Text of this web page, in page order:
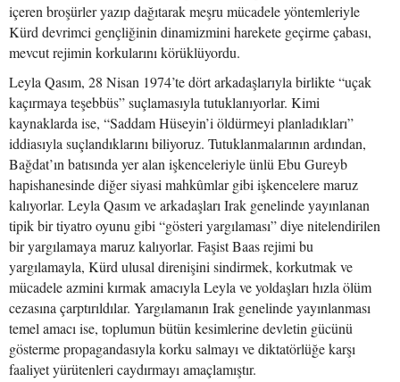
içeren broşürler yazıp dağıtarak meşru mücadele yöntemleriyle
Kürd devrimci gençliğinin dinamizmini harekete geçirme çabası,
mevcut rejimin korkularını körüklüyordu.
Leyla Qasım, 28 Nisan 1974’te dört arkadaşlarıyla birlikte “uçak
kaçırmaya teşebbüs” suçlamasıyla tutuklanıyorlar. Kimi
kaynaklarda ise, “Saddam Hüseyin’i öldürmeyi planladıkları”
iddiasıyla suçlandıklarını biliyoruz. Tutuklanmalarının ardından,
Bağdat’ın batısında yer alan işkenceleriyle ünlü Ebu Gureyb
hapishanesinde diğer siyasi mahkûmlar gibi işkencelere maruz
kalıyorlar. Leyla Qasım ve arkadaşları Irak genelinde yayınlanan
tipik bir tiyatro oyunu gibi “gösteri yargılaması” diye nitelendirilen
bir yargılamaya maruz kalıyorlar. Faşist Baas rejimi bu
yargılamayla, Kürd ulusal direnişini sindirmek, korkutmak ve
mücadele azmini kırmak amacıyla Leyla ve yoldaşları hızla ölüm
cezasına çarptırıldılar. Yargılamanın Irak genelinde yayınlanması
temel amacı ise, toplumun bütün kesimlerine devletin gücünü
gösterme propagandasıyla korku salmayı ve diktatörlüğe karşı
faaliyet yürütenleri caydırmayı amaçlamıştır.